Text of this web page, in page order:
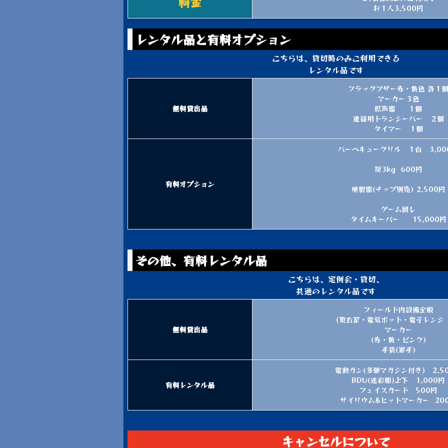
お１人3,500円
レンタル品と有料オプション
こちらは、貸切時のみご利用できる
レンタル品です
無料貸出品
フラッグブザー赤・黄色 各１個
マーカー３色
拡声器 １個
連絡用トランシーバー ２個
タイマー １個
有料オプション
バーベキューグリル １台
炭3kg 600円
燻製器(チップ別売) 2,500円
ゲーム回し
タイムキーパー 15,000円
その他、有料レンタル品
こちらは、定例会・貸切、
共通のレンタル品です
無料貸出品
フィールド内設備全般
(更衣室・電気ポット・電子レン
マーカー
(赤・黄・ピンク)
手袋(軍手)
有料レンタル品
電動ガン(多弾マガジン付き)
BDU(迷彩服)上下 1,000円
フェイスガード 500円
サイリウム&ヒットマーカー
キャンセルについて